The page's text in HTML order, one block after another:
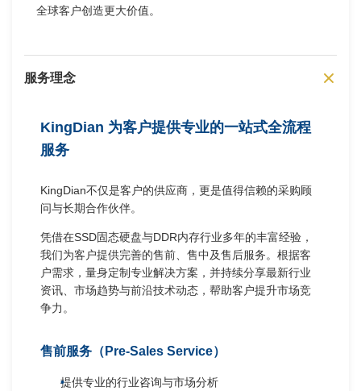
全球客户创造更大价值。
服务理念
KingDian 为客户提供专业的一站式全流程
服务
KingDian不仅是客户的供应商，更是值得信赖的采购顾
问与长期合作伙伴。
凭借在SSD固态硬盘与DDR内存行业多年的丰富经验，
我们为客户提供完善的售前、售中及售后服务。根据客
户需求，量身定制专业解决方案，并持续分享最新行业
资讯、市场趋势与前沿技术动态，帮助客户提升市场竞
争力。
售前服务（Pre-Sales Service）
提供专业的行业咨询与市场分析